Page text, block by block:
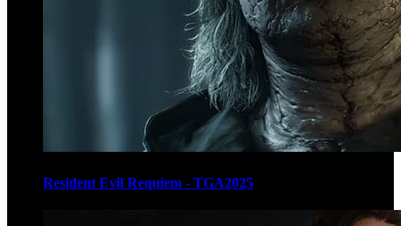
Resident Evil Requiem - TGA2025